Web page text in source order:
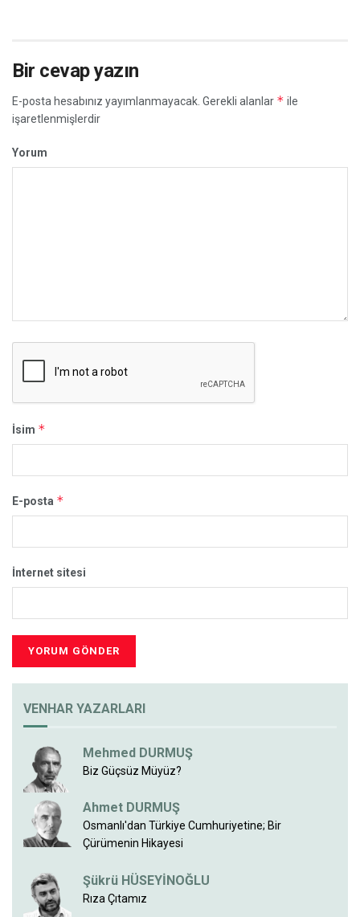
Bir cevap yazın
E-posta hesabınız yayımlanmayacak. Gerekli alanlar * ile
işaretlenmişlerdir
Yorum
İsim *
E-posta *
İnternet sitesi
VENHAR YAZARLARI
Mehmed DURMUŞ
Biz Güçsüz Müyüz?
Ahmet DURMUŞ
Osmanlı'dan Türkiye Cumhuriyetine; Bir
Çürümenin Hikayesi
Şükrü HÜSEYİNOĞLU
Rıza Çıtamız